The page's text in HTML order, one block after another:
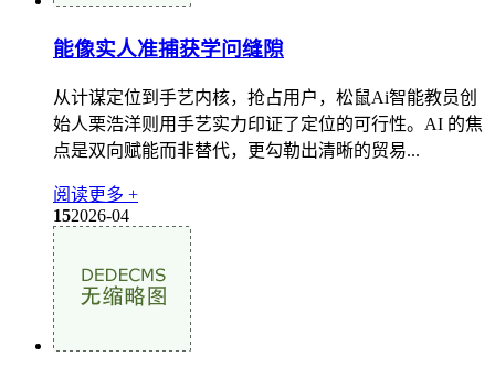
能像实人准捕获学问缝隙
从计谋定位到手艺内核，抢占用户，松鼠Ai智能教员创
始人栗浩洋则用手艺实力印证了定位的可行性。AI 的焦
点是双向赋能而非替代，更勾勒出清晰的贸易...
阅读更多 +
152026-04